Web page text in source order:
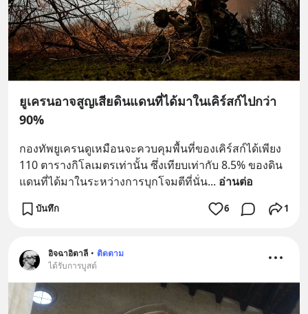
ยูเครนอาจสูญเสียดินแดนที่ได้มาในเคิร์สก์ไปกว่า
90%
กองทัพยูเครนดูเหมือนจะควบคุมพื้นที่ของเคิร์สก์ได้เพียง
110 ตารางกิโลเมตรเท่านั้น ซึ่งเทียบเท่ากับ 8.5% ของดิน
แดนที่ได้มาในระหว่างการบุกโจมตีที่นั่น... อ่านต่อ
บันทึก 6 1
อิจฉาอิตาลี • ติดตาม
ได้รับการบูสต์